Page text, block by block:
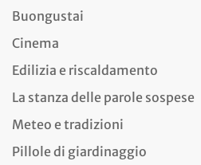
Buongustai
Cinema
Edilizia e riscaldamento
La stanza delle parole sospese
Meteo e tradizioni
Pillole di giardinaggio